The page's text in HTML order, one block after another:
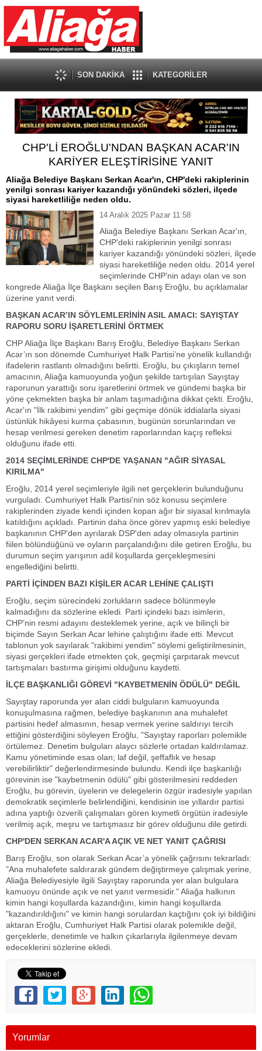
SON DAKİKA KATEGORİLER
CHP'Lİ EROĞLU'NDAN BAŞKAN ACAR'IN
KARİYER ELEŞTİRİSİNE YANIT
Aliağa Belediye Başkanı Serkan Acar'ın, CHP'deki rakiplerinin
yenilgi sonrası kariyer kazandığı yönündeki sözleri, ilçede
siyasi hareketliliğe neden oldu.
14 Aralık 2025 Pazar 11:58
Aliağa Belediye Başkanı Serkan Acar'ın,
CHP'deki rakiplerinin yenilgi sonrası
kariyer kazandığı yönündeki sözleri, ilçede
siyasi hareketliliğe neden oldu. 2014 yerel
seçimlerinde CHP'nin adayı olan ve son
kongrede Aliağa İlçe Başkanı seçilen Barış Eroğlu, bu açıklamalar
üzerine yanıt verdi.
BAŞKAN ACAR’IN SÖYLEMLERİNİN ASIL AMACI: SAYIŞTAY
RAPORU SORU İŞARETLERİNİ ÖRTMEK
CHP Aliağa İlçe Başkanı Barış Eroğlu, Belediye Başkanı Serkan
Acar’ın son dönemde Cumhuriyet Halk Partisi’ne yönelik kullandığı
ifadelerin rastlantı olmadığını belirtti. Eroğlu, bu çıkışların temel
amacının, Aliağa kamuoyunda yoğun şekilde tartışılan Sayıştay
raporunun yarattığı soru işaretlerini örtmek ve gündemi başka bir
yöne çekmekten başka bir anlam taşımadığına dikkat çekti. Eroğlu,
Acar'ın "İlk rakibimi yendim" gibi geçmişe dönük iddialarla siyasi
üstünlük hikâyesi kurma çabasının, bugünün sorunlarından ve
hesap verilmesi gereken denetim raporlarından kaçış refleksi
olduğunu ifade etti.
2014 SEÇİMLERİNDE CHP'DE YAŞANAN "AĞIR SİYASAL
KIRILMA"
Eroğlu, 2014 yerel seçimleriyle ilgili net gerçeklerin bulunduğunu
vurguladı. Cumhuriyet Halk Partisi'nin söz konusu seçimlere
rakiplerinden ziyade kendi içinden kopan ağır bir siyasal kırılmayla
katıldığını açıkladı. Partinin daha önce görev yapmış eski belediye
başkanının CHP'den ayrılarak DSP'den aday olmasıyla partinin
fiilen bölündüğünü ve oyların parçalandığını dile getiren Eroğlu, bu
durumun seçim yarışının adil koşullarda gerçekleşmesini
engellediğini belirtti.
PARTİ İÇİNDEN BAZI KİŞİLER ACAR LEHİNE ÇALIŞTI
Eroğlu, seçim sürecindeki zorlukların sadece bölünmeyle
kalmadığını da sözlerine ekledi. Parti içindeki bazı isimlerin,
CHP’nin resmi adayını desteklemek yerine, açık ve bilinçli bir
biçimde Sayın Serkan Acar lehine çalıştığını ifade etti. Mevcut
tablonun yok sayılarak "rakibimi yendim" söylemi geliştirilmesinin,
siyasi gerçekleri ifade etmekten çok, geçmişi çarpıtarak mevcut
tartışmaları bastırma girişimi olduğunu kaydetti.
İLÇE BAŞKANLIĞI GÖREVİ "KAYBETMENİN ÖDÜLÜ" DEĞİL
Sayıştay raporunda yer alan ciddi bulguların kamuoyunda
konuşulmasına rağmen, belediye başkanının ana muhalefet
partisini hedef almasının, hesap vermek yerine saldırıyı tercih
ettiğini gösterdiğini söyleyen Eroğlu, "Sayıştay raporları polemikle
örtülemez. Denetim bulguları alaycı sözlerle ortadan kaldırılamaz.
Kamu yönetiminde esas olan; laf değil, şeffaflık ve hesap
verebilirliktir" değerlendirmesinde bulundu. Kendi ilçe başkanlığı
görevinin ise "kaybetmenin ödülü" gibi gösterilmesini reddeden
Eroğlu, bu görevin, üyelerin ve delegelerin özgür iradesiyle yapılan
demokratik seçimlerle belirlendiğini, kendisinin ise yıllardır partisi
adına yaptığı özverili çalışmaları gören kıymetli örgütün iradesiyle
verilmiş açık, meşru ve tartışmasız bir görev olduğunu dile getirdi.
CHP'DEN SERKAN ACAR'A AÇIK VE NET YANIT ÇAĞRISI
Barış Eroğlu, son olarak Serkan Acar’a yönelik çağrısını tekrarladı:
"Ana muhalefete saldırarak gündem değiştirmeye çalışmak yerine,
Aliağa Belediyesiyle ilgili Sayıştay raporunda yer alan bulgulara
kamuoyu önünde açık ve net yanıt vermesidir." Aliağa halkının
kimin hangi koşullarda kazandığını, kimin hangi koşullarda
"kazandırıldığını" ve kimin hangi sorulardan kaçtığını çok iyi bildiğini
aktaran Eroğlu, Cumhuriyet Halk Partisi olarak polemikle değil,
gerçeklerle, denetimle ve halkın çıkarlarıyla ilgilenmeye devam
edeceklerini sözlerine ekledi.
Yorumlar